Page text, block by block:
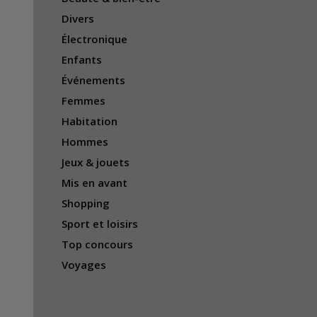
Divers
Électronique
Enfants
Événements
Femmes
Habitation
Hommes
Jeux & jouets
Mis en avant
Shopping
Sport et loisirs
Top concours
Voyages